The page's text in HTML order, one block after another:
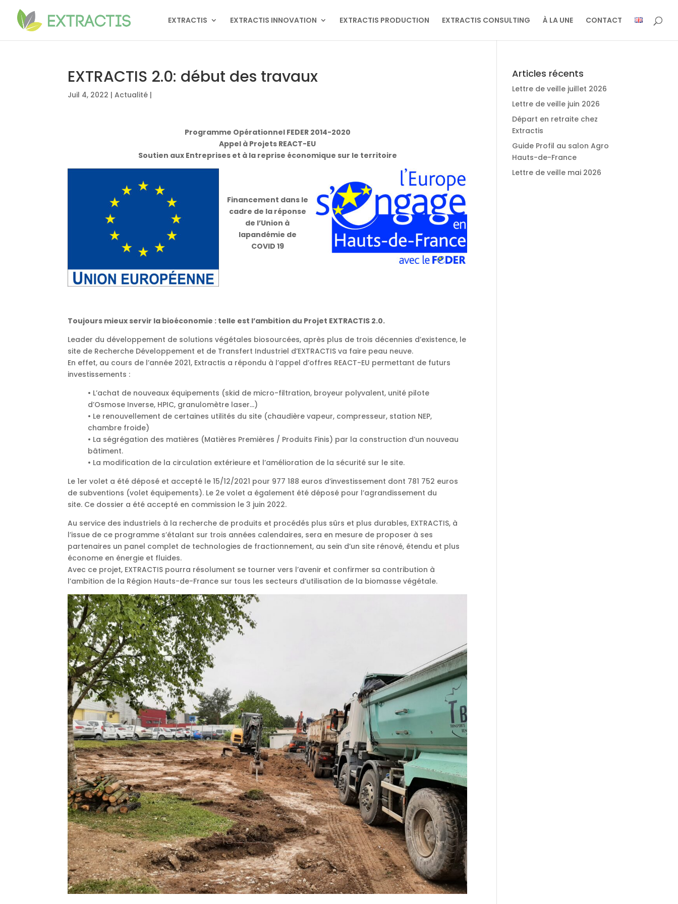
EXTRACTIS EXTRACTIS INNOVATION EXTRACTIS PRODUCTION EXTRACTIS CONSULTING À LA UNE CONTACT
EXTRACTIS 2.0: début des travaux
Juil 4, 2022 |Actualité |
Programme Opérationnel FEDER 2014-2020
Appel à Projets REACT-EU
Soutien aux Entreprises et à la reprise économique sur le territoire
Financement dans le
cadre de la réponse
de l’Union à
lapandémie de
COVID 19
Toujours mieux servir la bioéconomie : telle est l’ambition du Projet EXTRACTIS 2.0.
Leader du développement de solutions végétales biosourcées, après plus de trois décennies d’existence, le
site de Recherche Développement et de Transfert Industriel d’EXTRACTIS va faire peau neuve.
En effet, au cours de l’année 2021, Extractis a répondu à l’appel d’offres REACT-EU permettant de futurs
investissements :
• L’achat de nouveaux équipements (skid de micro-filtration, broyeur polyvalent, unité pilote
d’Osmose Inverse, HPIC, granulomètre laser…)
• Le renouvellement de certaines utilités du site (chaudière vapeur, compresseur, station NEP,
chambre froide)
• La ségrégation des matières (Matières Premières / Produits Finis) par la construction d’un nouveau
bâtiment.
• La modification de la circulation extérieure et l’amélioration de la sécurité sur le site.
Le 1er volet a été déposé et accepté le 15/12/2021 pour 977 188 euros d’investissement dont 781 752 euros
de subventions (volet équipements). Le 2e volet a également été déposé pour l’agrandissement du
site. Ce dossier a été accepté en commission le 3 juin 2022.
Au service des industriels à la recherche de produits et procédés plus sûrs et plus durables, EXTRACTIS, à
l’issue de ce programme s’étalant sur trois années calendaires, sera en mesure de proposer à ses
partenaires un panel complet de technologies de fractionnement, au sein d’un site rénové, étendu et plus
économe en énergie et fluides.
Avec ce projet, EXTRACTIS pourra résolument se tourner vers l’avenir et confirmer sa contribution à
l’ambition de la Région Hauts-de-France sur tous les secteurs d’utilisation de la biomasse végétale.
Articles récents
Lettre de veille juillet 2026
Lettre de veille juin 2026
Départ en retraite chez
Extractis
Guide Profil au salon Agro
Hauts-de-France
Lettre de veille mai 2026